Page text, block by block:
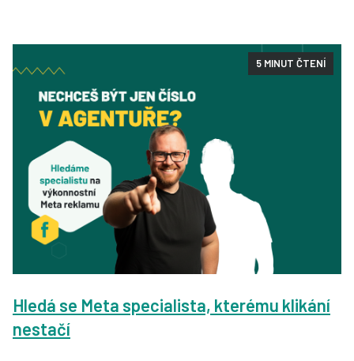
5 MINUT ČTENÍ
Hledá se Meta specialista, kterému klikání
nestačí